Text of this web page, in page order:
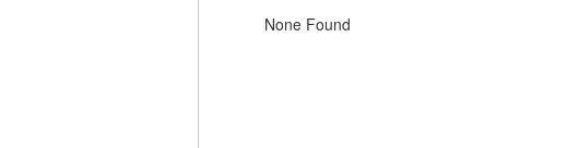
None Found